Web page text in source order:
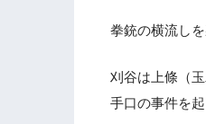
拳銃の横流し
刈谷は上條（
手口の事件を